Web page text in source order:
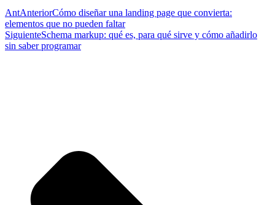
AntAnteriorCómo diseñar una landing page que convierta:
elementos que no pueden faltar
SiguienteSchema markup: qué es, para qué sirve y cómo añadirlo
sin saber programar